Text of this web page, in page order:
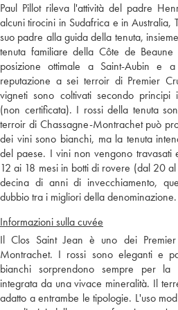
Paul Pillot rileva l'attività del padre
alcuni tirocini in Sudafrica e in Australia,
suo padre alla guida della tenuta,
tenuta familiare della Côte de
posizione ottimale a Saint-Aubin e
reputazione a sei terroir di Premier
vigneti sono coltivati secondo principi
(non certificata). I rossi della tenuta
terroir di Chassagne-Montrachet può
dei vini sono bianchi, ma la tenuta
del paese. I vini non vengono travasati
12 ai 18 mesi in botti di rovere (dal 20
decina di anni di invecchiamento,
dubbio tra i migliori della denominazione.
Informazioni sulla cuvée
Il Clos Saint Jean è uno dei
Montrachet. I rossi sono eleganti e
bianchi sorprendono sempre per la
integrata da una vivace mineralità. Il
adatto a entrambe le tipologie. L'uso